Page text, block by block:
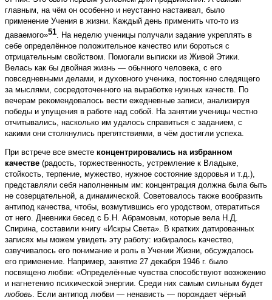
главным, на чём он особенно и неустанно настаивал, было
применение Учения в жизни. Каждый день применить что-то из
даваемого»51. На неделю ученицы получали задание укреплять в
себе определённое положительное качество или бороться с
отрицательным свойством. Помогали выписки из Живой Этики.
Велась как бы двойная жизнь — обычного человека, с его
повседневными делами, и духовного ученика, постоянно следящего
за мыслями, сосредоточенного на выработке нужных качеств. По
вечерам рекомендовалось вести ежедневные записи, анализируя
победы и упущения в работе над собой. На занятии ученицы честно
отчитывались, насколько им удалось справиться с заданием, с
какими они столкнулись препятствиями, в чём достигли успеха.
При встрече все вместе концентрировались на избранном
качестве (радость, торжественность, устремление к Владыке,
стойкость, терпение, мужество, нужное состояние здоровья и т.д.),
представляли себя наполненным им: концентрация должна была быть
не созерцательной, а динамической. Советовалось также вообразить
антипод качества, чтобы, возмутившись его уродством, отвратиться
от него. Дневники бесед с Б.Н. Абрамовым, которые вела Н.Д.
Спирина, составили книгу «Искры Света». В кратких датированных
записях мы можем увидеть эту работу: избиралось качество,
озвучивалось его понимание и роль в Учении Жизни, обсуждалось
его применение. Например, занятие 27 декабря 1946 г. было
посвящено любви: «Определённые чувства способствуют возжжению
и нагнетению психической энергии. Среди них самым сильным будет
любовь. Если антипод любви — ненависть — порождает чёрный